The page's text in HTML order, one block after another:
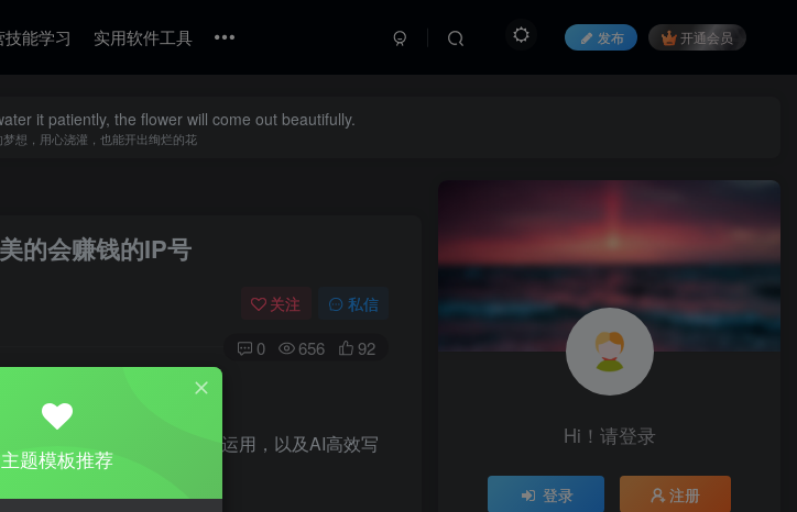
技能学习 实用软件工具 发布 开通会员
it patiently, the flower will come out beautifully.
想，用心浇灌，也能开出绚烂的花
的会赚钱的IP号
关注 私信
0 656 92
、排版技巧、新媒体工具运用，以及AI高效写
Hi！请登录
登录 注册
主题模板推荐